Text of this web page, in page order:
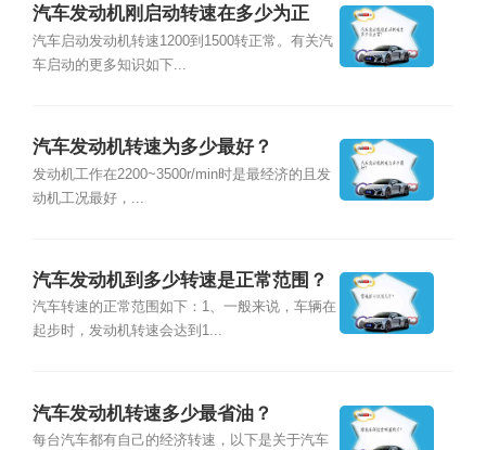
汽车发动机刚启动转速在多少为正
常？
汽车启动发动机转速1200到1500转正常。有关汽
车启动的更多知识如下...
汽车发动机转速为多少最好？
发动机工作在2200~3500r/min时是最经济的且发
动机工况最好，...
汽车发动机到多少转速是正常范围？
汽车转速的正常范围如下：1、一般来说，车辆在
起步时，发动机转速会达到1...
汽车发动机转速多少最省油？
每台汽车都有自己的经济转速，以下是关于汽车